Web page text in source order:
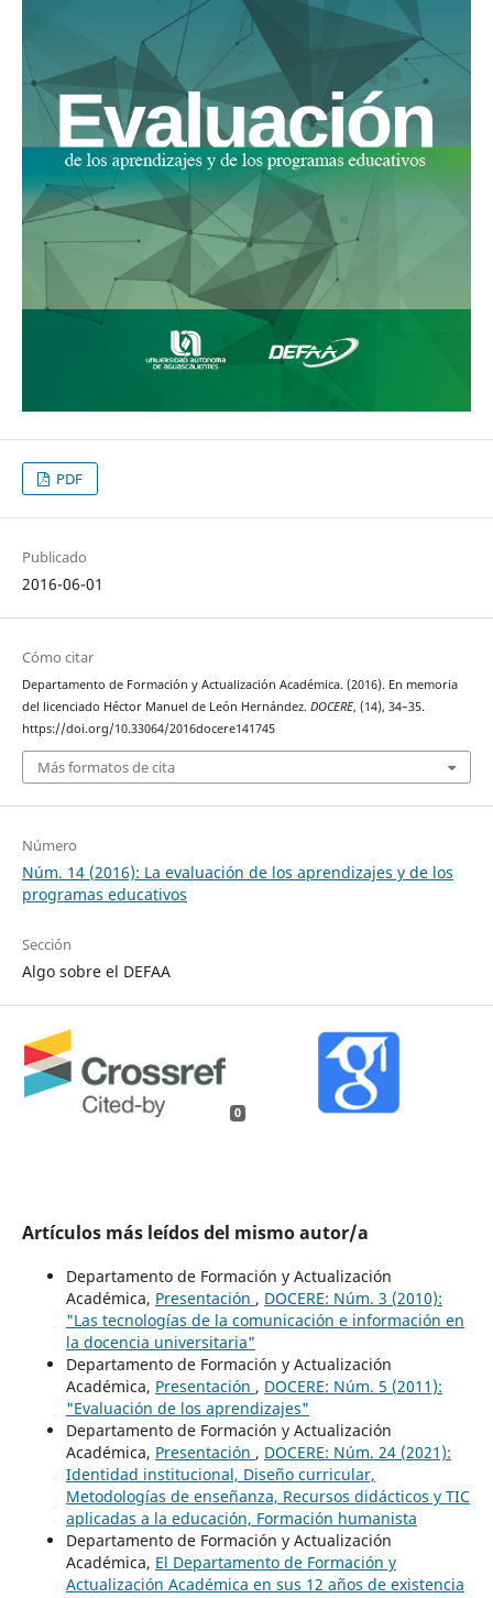
PDF
Publicado
2016-06-01
Cómo citar
Departamento de Formación y Actualización Académica. (2016). En memoria
del licenciado Héctor Manuel de León Hernández. DOCERE, (14), 34–35.
https://doi.org/10.33064/2016docere141745
Más formatos de cita
Número
Núm. 14 (2016): La evaluación de los aprendizajes y de los
programas educativos
Sección
Algo sobre el DEFAA
0
Artículos más leídos del mismo autor/a
Departamento de Formación y Actualización
Académica, Presentación , DOCERE: Núm. 3 (2010):
"Las tecnologías de la comunicación e información en
la docencia universitaria"
Departamento de Formación y Actualización
Académica, Presentación , DOCERE: Núm. 5 (2011):
"Evaluación de los aprendizajes"
Departamento de Formación y Actualización
Académica, Presentación , DOCERE: Núm. 24 (2021):
Identidad institucional, Diseño curricular,
Metodologías de enseñanza, Recursos didácticos y TIC
aplicadas a la educación, Formación humanista
Departamento de Formación y Actualización
Académica, El Departamento de Formación y
Actualización Académica en sus 12 años de existencia